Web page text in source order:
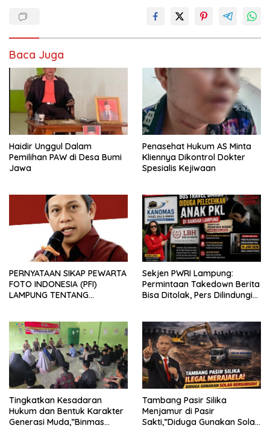
Baca Juga
Haidir Unggul Dalam
Pemilihan PAW di Desa Bumi
Jawa
Penasehat Hukum AS Minta
Kliennya Dikontrol Dokter
Spesialis Kejiwaan
PERNYATAAN SIKAP PEWARTA
FOTO INDONESIA (PFI)
LAMPUNG TENTANG
TERHADAP JURNALIS DI
PENGADILAN NEGERI
TANJUNG KARANG.
Sekjen PWRI Lampung:
Permintaan Takedown Berita
Bisa Ditolak, Pers Dilindungi
Tingkatkan Kesadaran
Hukum dan Bentuk Karakter
Generasi Muda,”Binmas
Tambang Pasir Silika
Menjamur di Pasir
Sakti,”Diduga Gunakan Solar